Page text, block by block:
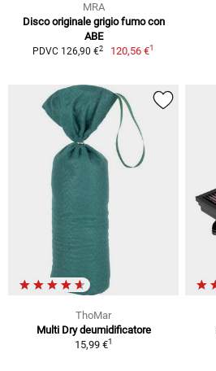
MRA
Disco originale grigio fumo con
ABE
PDVC 126,90 €2 120,56 €1
ThoMar
Multi Dry deumidificatore
15,99 €1